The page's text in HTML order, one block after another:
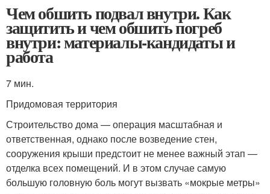
Чем обшить подвал внутри. Как
защитить и чем обшить погреб
внутри: материалы-кандидаты и
работа
7 мин.
Придомовая территория
Строительство дома — операция масштабная и
ответственная, однако после возведение стен,
сооружения крыши предстоит не менее важный этап —
отделка всех помещений. И в этом случае самую
большую головную боль могут вызвать «мокрые метры»